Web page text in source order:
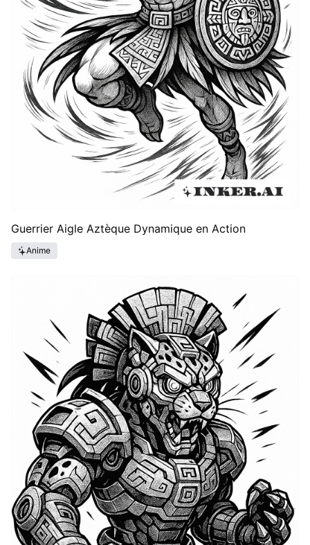
Guerrier Aigle Aztèque Dynamique en Action
Anime